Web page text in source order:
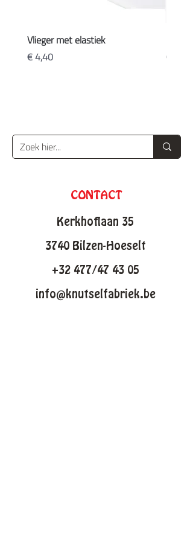
Vlieger met elastiek
Prijs
€ 4,40
Prijs
€ 20,90
CONTACT
Kerkhoflaan 35
3740 Bilzen-Hoeselt
+32 477/47 43 05
info@knutselfabriek.be